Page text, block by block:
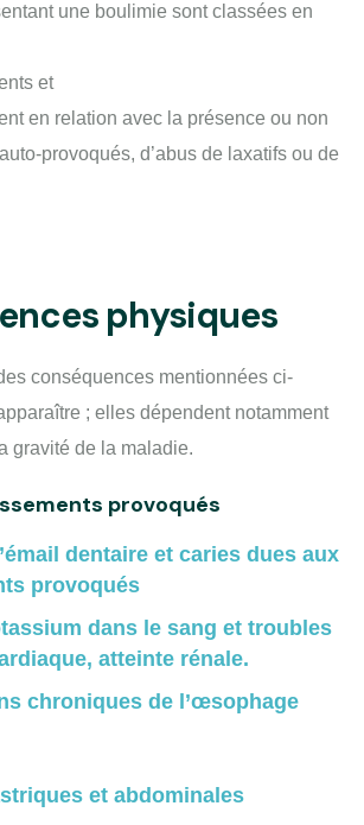
une boulimie sont classées en
et
en relation avec la présence ou non
provoqués, d’abus de laxatifs ou de
physiques
conséquences mentionnées ci-
; elles dépendent notamment
gravité de la maladie.
provoqués
dentaire et caries dues aux
provoqués
dans le sang et troubles
atteinte rénale.
chroniques de l’œsophage
et abdominales